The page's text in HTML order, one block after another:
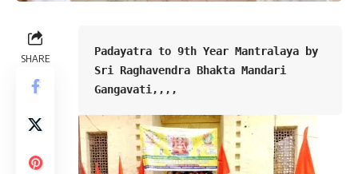
SHARE
Padayatra to 9th Year Mantralaya by
Sri Raghavendra Bhakta Mandari
Gangavati,,,,